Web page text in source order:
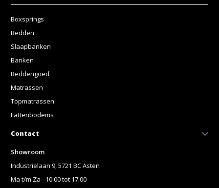
Boxsprings
Bedden
Slaapbanken
Banken
Beddengoed
Matrassen
Topmatrassen
Lattenbodems
Contact
Showroom
Industrielaan 9, 5721 BC Asten
Ma t/m Za - 10.00 tot 17.00